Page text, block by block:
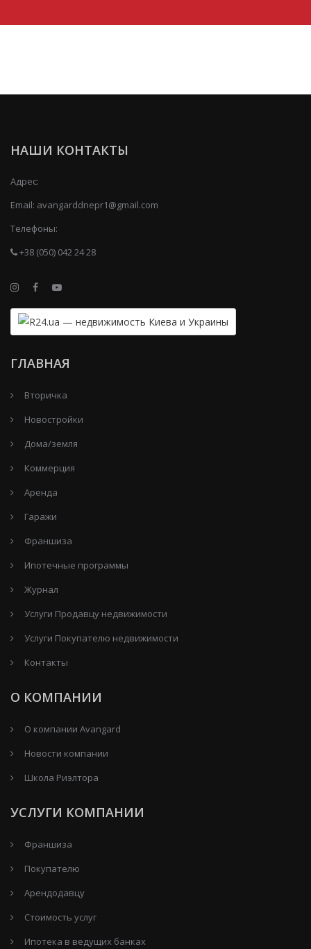
НАШИ КОНТАКТЫ
Адрес:
Email: avangarddnepr1@gmail.com
Телефоны:
+38 (050) 042 24 28
ГЛАВНАЯ
Вторичка
Новостройки
Дома/земля
Коммерция
Аренда
Гаражи
Франшиза
Ипотечные программы
Журнал
Услуги Продавцу недвижимости
Услуги Покупателю недвижимости
Контакты
О КОМПАНИИ
О компании Avangard
Новости компании
Школа Риэлтора
УСЛУГИ КОМПАНИИ
Франшиза
Покупателю
Арендодавцу
Стоимость услуг
Ипотека в ведущих банках